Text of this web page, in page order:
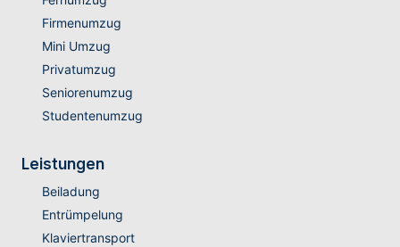
Firmenumzug
Mini Umzug
Privatumzug
Seniorenumzug
Studentenumzug
Leistungen
Beiladung
Entrümpelung
Klaviertransport